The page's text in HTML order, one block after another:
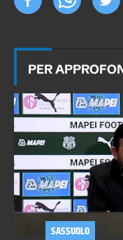
PER
SASSUOLO